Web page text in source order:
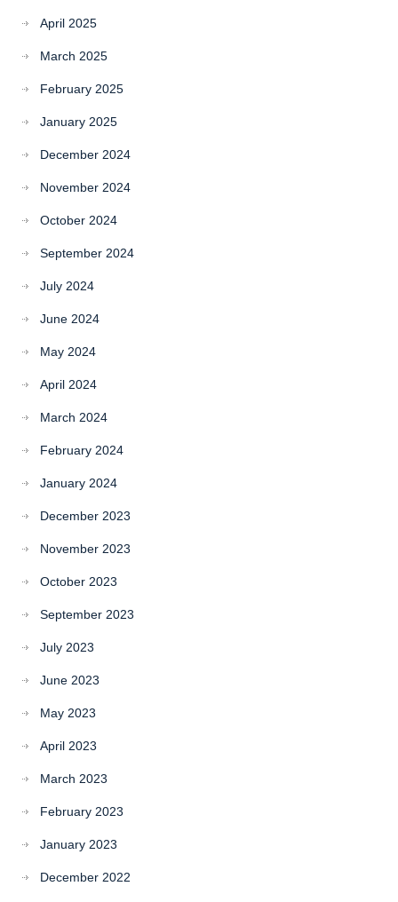
April 2025
March 2025
February 2025
January 2025
December 2024
November 2024
October 2024
September 2024
July 2024
June 2024
May 2024
April 2024
March 2024
February 2024
January 2024
December 2023
November 2023
October 2023
September 2023
July 2023
June 2023
May 2023
April 2023
March 2023
February 2023
January 2023
December 2022